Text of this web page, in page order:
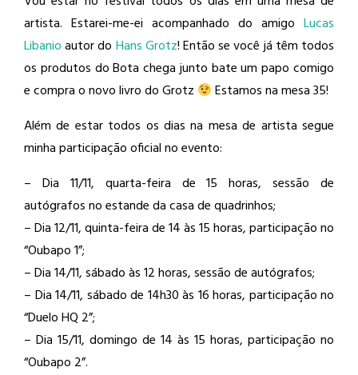
artista. Estarei-me-ei acompanhado do amigo Lucas
Libanio​ autor do Hans Grotz​! Então se você já têm todos
os produtos do Bota chega junto bate um papo comigo
e compra o novo livro do Grotz
Estamos na mesa 35!
Além de estar todos os dias na mesa de artista segue
minha participação oficial no evento:
– Dia 11/11, quarta-feira de 15 horas, sessão de
autógrafos no estande da casa de quadrinhos;
– Dia 12/11, quinta-feira de 14 às 15 horas, participação no
“Oubapo 1”;
– Dia 14/11, sábado às 12 horas, sessão de autógrafos;
– Dia 14/11, sábado de 14h30 às 16 horas, participação no
“Duelo HQ 2”;
– Dia 15/11, domingo de 14 às 15 horas, participação no
“Oubapo 2”.